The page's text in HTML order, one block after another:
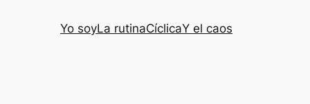
Yo soyLa rutinaCíclicaY el caos